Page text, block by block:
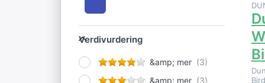
Verdivurdering
Verdivurdering
&amp; mer
&amp; mer